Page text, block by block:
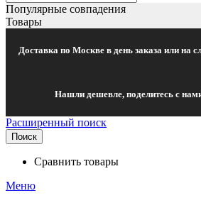
Популярные совпадения
Товары
Доставка по Москве в день заказа или на
Нашли дешевле, поделитесь с
Расширенный поиск
Поиск
Сравнить товары
Меню